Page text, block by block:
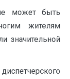
может быть
жителям
значительной